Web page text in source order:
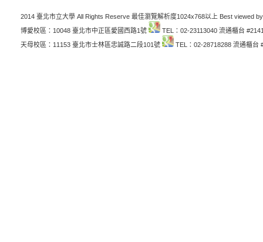
2014 臺北市立大學 All Rights Reserve 最佳瀏覽解析度1024x768以上 Best viewed
博愛校區：10048 臺北市中正區愛國西路1號
TEL：02-23113040 流通櫃台
天母校區：11153 臺北市士林區忠誠路二段101號
TEL：02-28718288 流通櫃台